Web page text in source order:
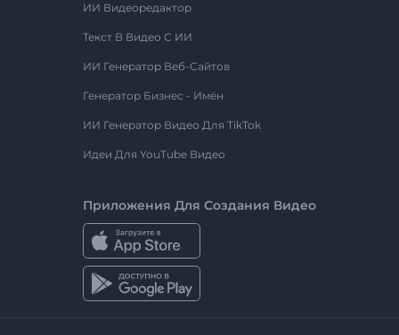
ИИ Видеоредактор
Текст В Видео С ИИ
ИИ Генератор Веб-Сайтов
Генератор Бизнес - Имён
ИИ Генератор Видео Для TikTok
Идеи Для YouTube Видео
Приложения Для Создания Видео